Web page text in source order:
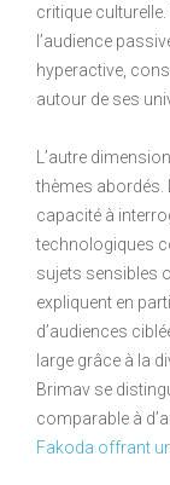
critique
l’audience
hyperactive,
autour de ses
L’autre
thèmes abordés.
capacité à
technologiques
sujets sensibles
expliquent en
d’audiences
large grâce à la
Brimav se
comparable à
Fakoda offrant